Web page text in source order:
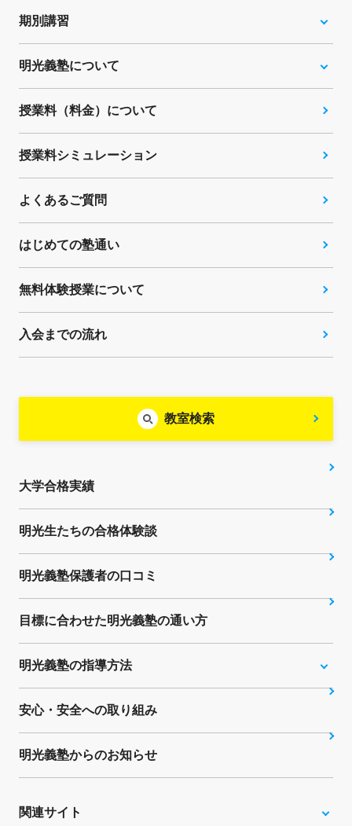
期別講習
明光義塾について
授業料（料金）について
授業料シミュレーション
よくあるご質問
はじめての塾通い
無料体験授業について
入会までの流れ
教室検索
大学合格実績
明光生たちの合格体験談
明光義塾保護者の口コミ
目標に合わせた明光義塾の通い方
明光義塾の指導方法
安心・安全への取り組み
明光義塾からのお知らせ
関連サイト